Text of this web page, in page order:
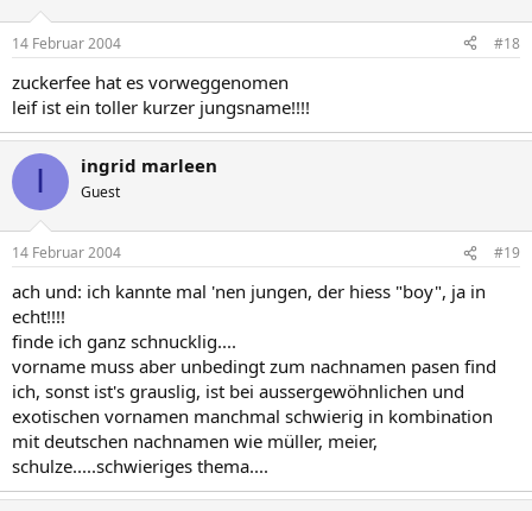
14 Februar 2004 #18
zuckerfee hat es vorweggenomen
leif ist ein toller kurzer jungsname!!!!
I ingrid marleen
Guest
14 Februar 2004 #19
ach und: ich kannte mal 'nen jungen, der hiess "boy", ja in
echt!!!!
finde ich ganz schnucklig....
vorname muss aber unbedingt zum nachnamen pasen find
ich, sonst ist's grauslig, ist bei aussergewöhnlichen und
exotischen vornamen manchmal schwierig in kombination
mit deutschen nachnamen wie müller, meier,
schulze.....schwieriges thema....